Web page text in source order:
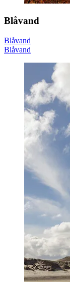
Blåvand
Blåvand
Blåvand